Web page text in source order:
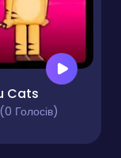
Cats
Голосів)